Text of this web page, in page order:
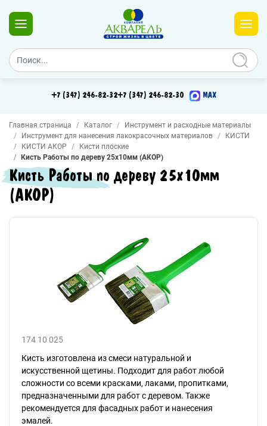
+7 (347) 246-82-32+7 (347) 246-82-30 MAX
Главная страница Каталог
Инструмент и расходные материалы
Инструмент для нанесения лакокрасочных материалов
КИСТИ
КИСТИ АКОР
Кисти плоские
Кисть Работы по дереву 25х10мм (АКОР)
Кисть Работы по дереву 25х10мм
(АКОР)
174 10 025
Кисть изготовлена из смеси натуральной и
искусственной щетины. Подходит для работ любой
сложности со всеми красками, лаками, пропитками,
предназначенными для работ с деревом. Также
рекомендуется для фасадных работ и нанесения
эмалей.